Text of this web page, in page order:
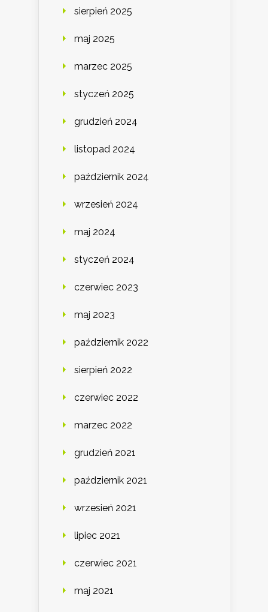
sierpień 2025
maj 2025
marzec 2025
styczeń 2025
grudzień 2024
listopad 2024
październik 2024
wrzesień 2024
maj 2024
styczeń 2024
czerwiec 2023
maj 2023
październik 2022
sierpień 2022
czerwiec 2022
marzec 2022
grudzień 2021
październik 2021
wrzesień 2021
lipiec 2021
czerwiec 2021
maj 2021